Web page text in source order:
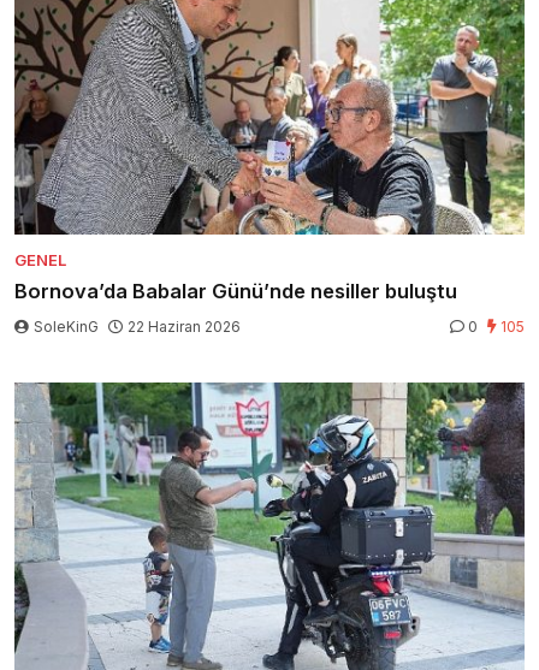
GENEL
Bornova’da Babalar Günü’nde nesiller buluştu
SoleKinG 22 Haziran 2026 0 105